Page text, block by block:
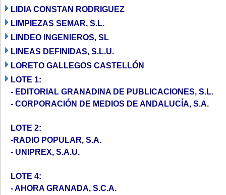
LIDIA CONSTAN RODRIGUEZ
LIMPIEZAS SEMAR, S.L.
LINDEO INGENIEROS, SL
LINEAS DEFINIDAS, S.L.U.
LORETO GALLEGOS CASTELLÓN
LOTE 1:
- EDITORIAL GRANADINA DE PUBLICACIONES, S.L.
- CORPORACIÓN DE MEDIOS DE ANDALUCÍA, S.A.
LOTE 2:
-RADIO POPULAR, S.A.
- UNIPREX, S.A.U.
LOTE 4:
- AHORA GRANADA, S.C.A.